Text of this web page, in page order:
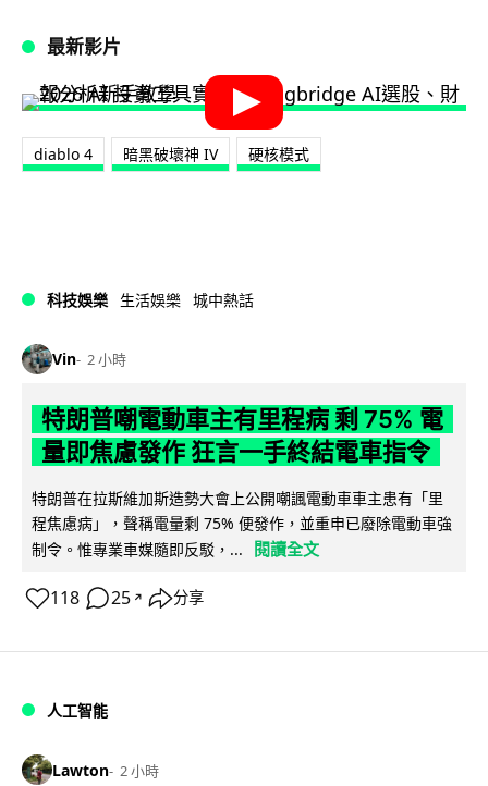
最新影片
diablo 4 暗黑破壞神 IV 硬核模式
科技娛樂 生活娛樂 城中熱話
Vin 2 小時
特朗普嘲電動車主有里程病 剩 75% 電
量即焦慮發作 狂言一手終結電車指令
特朗普在拉斯維加斯造勢大會上公開嘲諷電動車車主患有「里
程焦慮病」，聲稱電量剩 75% 便發作，並重申已廢除電動車強
制令。惟專業車媒隨即反駁，...
閱讀全文
118 25 ↗ 分享
人工智能
Lawton 2 小時